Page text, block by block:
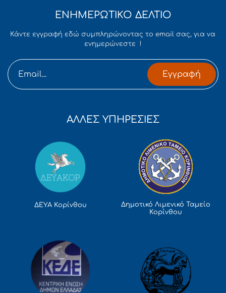
ΕΝΗΜΕΡΩΤΙΚΟ ΔΕΛΤΙΟ
Κάντε εγγραφή εδώ συμπληρώνοντας το email σας, για να
ενημερώνεστε !
Εγγραφή
ΑΛΛΕΣ ΥΠΗΡΕΣΙΕΣ
ΔΕΥΑ Κορίνθου
Δημοτικό Λιμενικό Ταμείο
Κορίνθου